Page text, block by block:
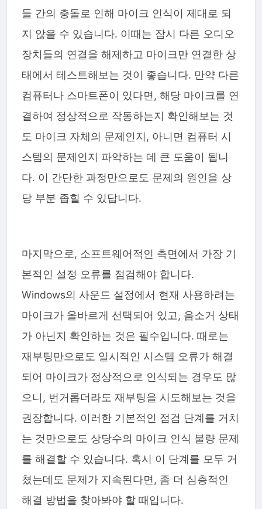
들 간의 충돌로 인해 마이크 인식이 제대로 되
지 않을 수 있습니다. 이때는 잠시 다른 오디오
장치들의 연결을 해제하고 마이크만 연결한 상
태에서 테스트해보는 것이 좋습니다. 만약 다른
컴퓨터나 스마트폰이 있다면, 해당 마이크를 연
결하여 정상적으로 작동하는지 확인해보는 것
도 마이크 자체의 문제인지, 아니면 컴퓨터 시
스템의 문제인지 파악하는 데 큰 도움이 됩니
다. 이 간단한 과정만으로도 문제의 원인을 상
당 부분 좁힐 수 있답니다.
마지막으로, 소프트웨어적인 측면에서 가장 기
본적인 설정 오류를 점검해야 합니다.
Windows의 사운드 설정에서 현재 사용하려는
마이크가 올바르게 선택되어 있고, 음소거 상태
가 아닌지 확인하는 것은 필수입니다. 때로는
재부팅만으로도 일시적인 시스템 오류가 해결
되어 마이크가 정상적으로 인식되는 경우도 많
으니, 번거롭더라도 재부팅을 시도해보는 것을
권장합니다. 이러한 기본적인 점검 단계를 거치
는 것만으로도 상당수의 마이크 인식 불량 문제
를 해결할 수 있습니다. 혹시 이 단계를 모두 거
쳤는데도 문제가 지속된다면, 좀 더 심층적인
해결 방법을 찾아봐야 할 때입니다.